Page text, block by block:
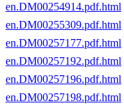
en.DM00254914.pdf.html
en.DM00255309.pdf.html
en.DM00257177.pdf.html
en.DM00257192.pdf.html
en.DM00257196.pdf.html
en.DM00257198.pdf.html